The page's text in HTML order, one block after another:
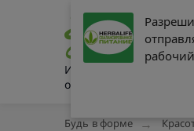
Интернет-журнал о
образе жизни
Будь в форме